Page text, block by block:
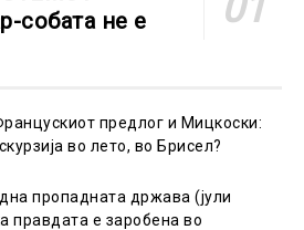
собата не е
предлог и Мицкоски:
во лето, во Брисел?
пропадната држава (јули
правдата е заробена во